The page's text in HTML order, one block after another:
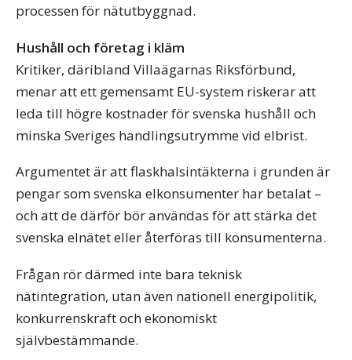
processen för nätutbyggnad.
Hushåll och företag i kläm
Kritiker, däribland Villaägarnas Riksförbund,
menar att ett gemensamt EU-system riskerar att
leda till högre kostnader för svenska hushåll och
minska Sveriges handlingsutrymme vid elbrist.
Argumentet är att flaskhalsintäkterna i grunden är
pengar som svenska elkonsumenter har betalat –
och att de därför bör användas för att stärka det
svenska elnätet eller återföras till konsumenterna.
Frågan rör därmed inte bara teknisk
nätintegration, utan även nationell energipolitik,
konkurrenskraft och ekonomiskt
självbestämmande.